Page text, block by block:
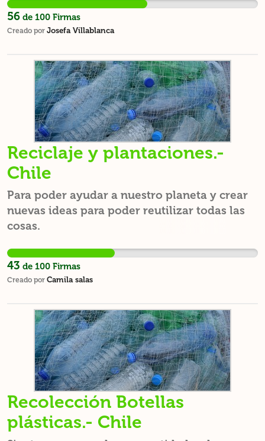
como Paine es contraproducente para el
medio ambiente y para gente consciente
sobre este que desea reciclar y se le dificulta
presencia de una autoridad con conciencia
ambiental serviría para crear conciencia
tanto en gente adulta como niños sobre lo
importante que es vivir verde.
56 de 100 Firmas
Creado por Josefa Villablanca
Reciclaje y plantaciones.-
Chile
Para poder ayudar a nuestro planeta y crear
nuevas ideas para poder reutilizar todas las
cosas.
43 de 100 Firmas
Creado por Camila salas
Recolección Botellas
plásticas.- Chile